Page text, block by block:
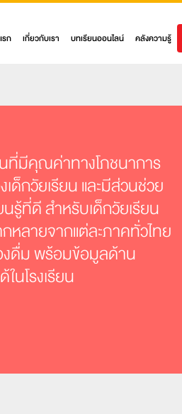
รก เกี่ยวกับเรา บทเรียนออนไลน์ คลังความรู้
ที่มีคุณค่าทางโภชนาการ
ด็กวัยเรียน และมีส่วนช่วย
รู้ที่ดี สำหรับเด็กวัยเรียน
หลายจากแต่ละภาคทั่วไทย
งดื่ม พร้อมข้อมูลด้าน
นโรงเรียน